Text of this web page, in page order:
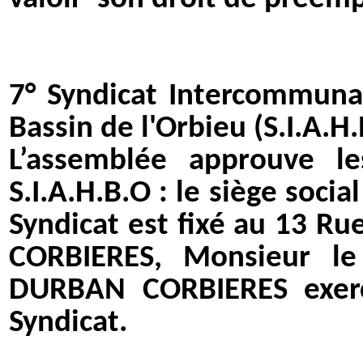
7° Syndicat
Bassin de l'Orbieu
L’assemblée
S.I.A.H.B.O : le siège
Syndicat est fixé au 13
CORBIERES,
DURBAN CORBIERES
Syndicat.